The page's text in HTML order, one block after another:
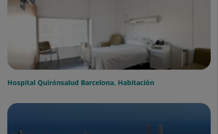
Hospital Quirónsalud Barcelona. Habitación